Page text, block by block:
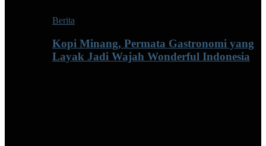
Berita
Kopi Minang, Permata Gastronomi yang
Layak Jadi Wajah Wonderful Indonesia